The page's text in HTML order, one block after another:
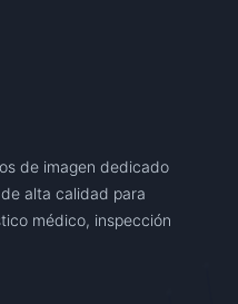
de imagen dedicado
alta calidad para
médico, inspección